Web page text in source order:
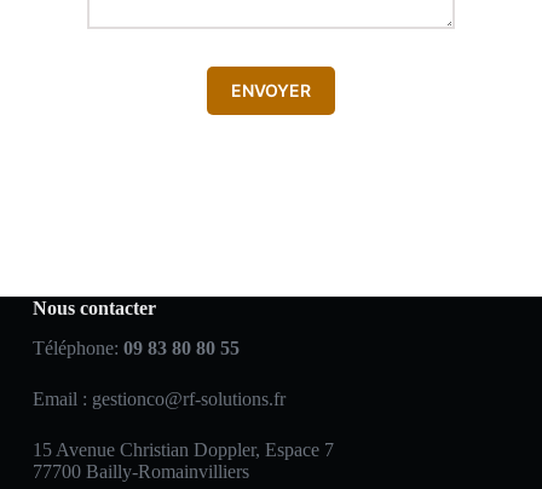
ENVOYER
Nous contacter
Téléphone: 09 83 80 80 55
Email : gestionco@rf-solutions.fr
15 Avenue Christian Doppler, Espace 7
77700 Bailly-Romainvilliers